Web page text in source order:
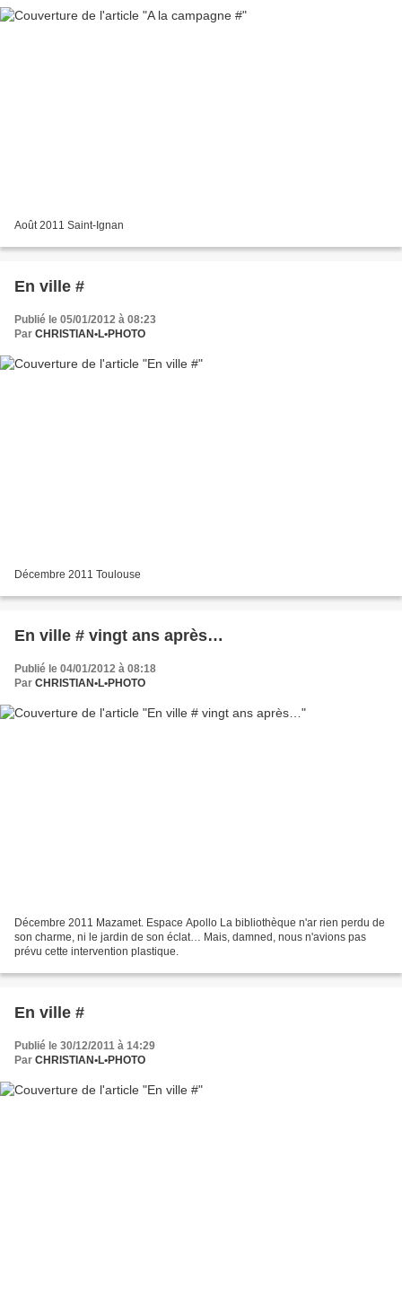
Août 2011 Saint-Ignan
En ville #
Publié le 05/01/2012 à 08:23
Par CHRISTIAN•L•PHOTO
Décembre 2011 Toulouse
En ville # vingt ans après…
Publié le 04/01/2012 à 08:18
Par CHRISTIAN•L•PHOTO
Décembre 2011 Mazamet. Espace Apollo La bibliothèque n'ar rien perdu de
son charme, ni le jardin de son éclat… Mais, damned, nous n'avions pas
prévu cette intervention plastique.
En ville #
Publié le 30/12/2011 à 14:29
Par CHRISTIAN•L•PHOTO